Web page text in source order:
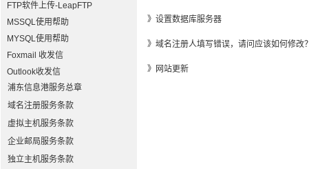
FTP软件上传-LeapFTP
MSSQL使用帮助
MYSQL使用帮助
Foxmail 收发信
Outlook收发信
浦东信息港服务总章
域名注册服务条款
虚拟主机服务条款
企业邮局服务条款
独立主机服务条款
》 设置数据库服务器
》 域名注册人填写错误，请问应该如何修改？
》 网站更新